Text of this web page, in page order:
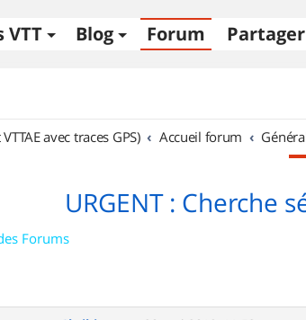
VTT Blog Forum Partager
avec traces GPS)
Accueil forum
URGENT : Cherche
Forums